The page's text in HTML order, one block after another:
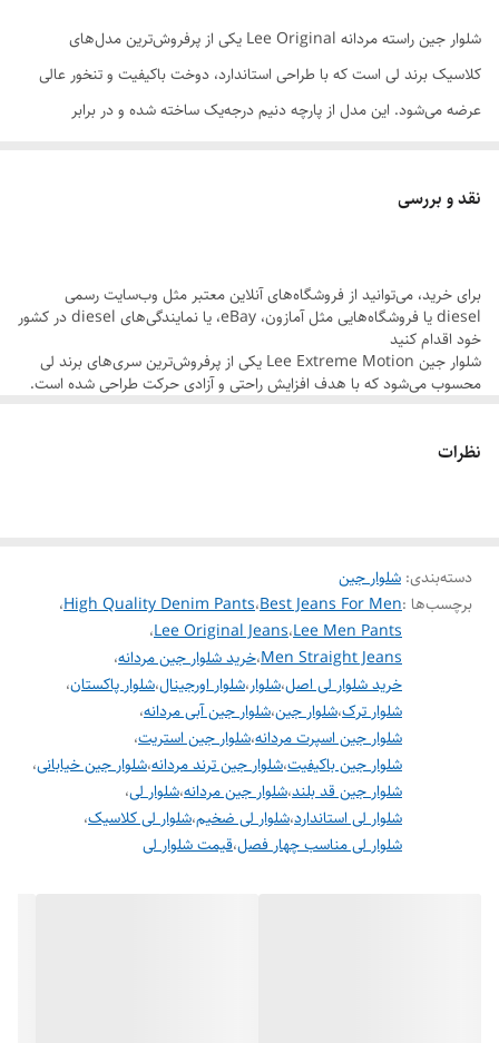
شستشوی
شلوار جین راسته مردانه Lee Original یکی از پرفروش‌ترین مدل‌های
کلاسیک برند لی است که با طراحی استاندارد، دوخت باکیفیت و تنخور عالی
عرضه می‌شود. این مدل از پارچه دنیم درجه‌یک ساخته شده و در برابر
طراحی راسته این شلوار باعث می‌شود برای هر استایل روزمره، اداری و حتی
این مدل در سایزبندی کامل ۴۰ تا 52 و قدهای 105 تا 115 عرضه شده و
گزینه‌ای عالی برای افرادی است که به دنبال یک شلوار جین خوش‌دوخت،
راحت و کاملاً اورجینال هستند.
مدل کمر استاندارد، جیب‌های کاربردی و ثبات رنگ بسیار بالا از ویژگی‌هایی
فروش این محصول به صورت تکی و عمده انجام می‌شود و مناسب
فروشگاه‌ها، بوتیک‌ها و افرادی است که به دنبال یک جین باکیفیت و برند
معتبر هستند
نقد و بررسی
برای خرید، می‌توانید از فروشگاه‌های آنلاین معتبر مثل وب‌سایت رسمی
diesel یا فروشگاه‌هایی مثل آمازون، eBay، یا نمایندگی‌های diesel در کشور
خود اقدام کنید
شلوار جین Lee Extreme Motion یکی از پرفروش‌ترین سری‌های برند لی
محسوب می‌شود که با هدف افزایش راحتی و آزادی حرکت طراحی شده است.
طول روز از شلوار استفاده می‌کنند یک مزیت مهم محسوب می‌شود. رنگ آبی
نظرات
دسته‌بندی: شلوار جین
برچسب‌ها :Best Jeans For Men،High Quality Denim Pants،
Lee Men Pants،Lee Original Jeans،
Men Straight Jeans،خرید شلوار جین مردانه،
خرید شلوار لی اصل،شلوار،شلوار اورجینال،شلوار پاکستان،
شلوار ترک،شلوار جین،شلوار جین آبی مردانه،
شلوار جین اسپرت مردانه،شلوار جین استریت،
شلوار جین باکیفیت،شلوار جین ترند مردانه،شلوار جین خیابانی،
شلوار جین قد بلند،شلوار جین مردانه،شلوار لی،
شلوار لی استاندارد،شلوار لی ضخیم،شلوار لی کلاسیک،
شلوار لی مناسب چهار فصل،قیمت شلوار لی